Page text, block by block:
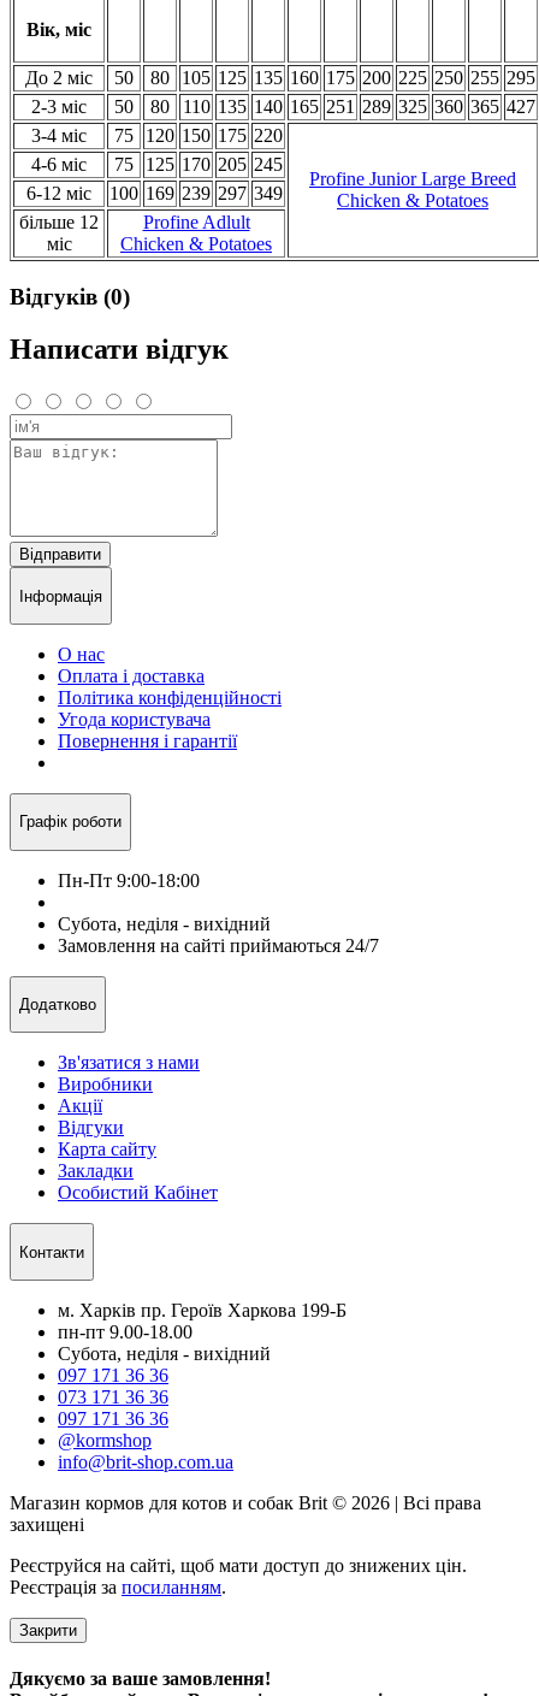
Вік, міс
До 2 міс 50 80 105 125 135 160 175 200 225 250 255 295
2-3 міс
50 80 110 135 140 165 251 289 325 360 365 427
3-4 міс
75 120 150 175 220
Profine Junior Large Breed
Chicken & Potatoes
4-6 міс 75 125 170 205 245
6-12 міс
100 169 239 297 349
більше 12
міс
Profine Adlult
Chicken & Potatoes
Відгуків (0)
Написати відгук
Відправити
Інформація
О нас
Оплата і доставка
Політика конфіденційності
Угода користувача
Повернення і гарантії
Графік роботи
Пн-Пт 9:00-18:00
Субота, неділя - вихідний
Замовлення на сайті приймаються 24/7
Додатково
Зв'язатися з нами
Виробники
Акції
Відгуки
Карта сайту
Закладки
Особистий Кабінет
Контакти
м. Харків пр. Героїв Харкова 199-Б
пн-пт 9.00-18.00
Субота, неділя - вихідний
097 171 36 36
073 171 36 36
097 171 36 36
@kormshop
info@brit-shop.com.ua
Магазин кормов для котов и собак Brit © 2026 | Всі права
захищені
Реєструйся на сайті, щоб мати доступ до знижених цін.
Реєстрація за посиланням.
Закрити
Дякуємо за ваше замовлення!